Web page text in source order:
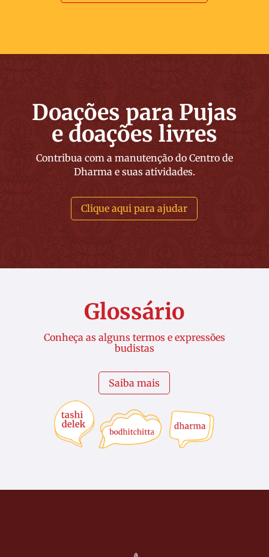
Doações para Pujas
e doações livres
Contribua com a manutenção do Centro de
Dharma e suas atividades.
Clique aqui para ajudar
Glossário
Conheça as alguns termos e expressões
budistas
Saiba mais